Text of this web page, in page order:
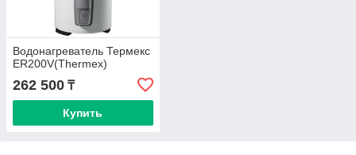
Водонагреватель Термекс
ER200V(Thermex)
262 500 ₸
Купить